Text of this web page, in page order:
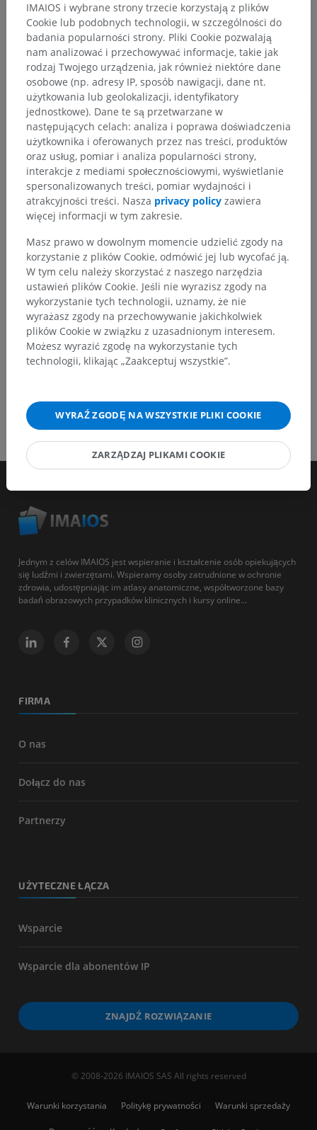
Neuroanatomia człowieka
Tłumaczenia
Zauważyłeś błąd?
Zachęcamy do przesyłania sugestii poprawek,
tłumaczeń lub innych treści, które przełożą się na
lepszą jakość materiałów.
Zgłoś problem
POBIERZ APLIKACJĘ
Jednym z celów IMAIOS jest wspieranie i kształcenie osób opiekujących
się ludźmi i zwierzętami. Wspieramy osoby zatrudnione w ochronie
zdrowia, udostępniając im atlasy anatomiczne, współtworzone bazy
badań obrazowych przypadków klinicznych i kursy online...
FIRMA
O nas
Dołącz do nas
Partnerzy
UŻYTECZNE ŁĄCZA
Wsparcie
Wsparcie dla abonentów IP
ZNAJDŹ ROZWIĄZANIE
© 2008-2026 IMAIOS SAS All rights reserved
Warunki korzystania Politykę prywatności Warunki sprzedaży
IMAIOS i wybrane strony trzecie korzystają z plików
Cookie lub podobnych technologii, w szczególności do
badania popularności strony. Pliki Cookie pozwalają
nam analizować i przechowywać informacje, takie jak
rodzaj Twojego urządzenia, jak również niektóre dane
osobowe (np. adresy IP, sposób nawigacji, dane nt.
użytkowania lub geolokalizacji, identyfikatory
jednostkowe). Dane te są przetwarzane w
następujących celach: analiza i poprawa doświadczenia
użytkownika i oferowanych przez nas treści, produktów
oraz usług, pomiar i analiza popularności strony,
interakcje z mediami społecznościowymi, wyświetlanie
spersonalizowanych treści, pomiar wydajności i
atrakcyjności treści. Nasza privacy policy zawiera
więcej informacji w tym zakresie.
Masz prawo w dowolnym momencie udzielić zgody na
korzystanie z plików Cookie, odmówić jej lub wycofać ją.
W tym celu należy skorzystać z naszego narzędzia
ustawień plików Cookie. Jeśli nie wyrazisz zgody na
wykorzystanie tych technologii, uznamy, że nie
wyrażasz zgody na przechowywanie jakichkolwiek
plików Cookie w związku z uzasadnionym interesem.
Możesz wyrazić zgodę na wykorzystanie tych
technologii, klikając „Zaakceptuj wszystkie”.
WYRAŹ ZGODĘ NA WSZYSTKIE PLIKI COOKIE
ZARZĄDZAJ PLIKAMI COOKIE